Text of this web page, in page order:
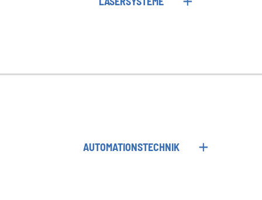
AUTOMATIONSTECHNIK